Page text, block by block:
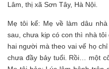
Lâm, thị xã Sơn Tây, Hà Nội.
Mẹ tôi kể: Mẹ về làm dâu
sau, chưa kịp có con thì nhà
hai người mà theo vai vế họ
chưa đầy bảy tuổi. Rồi… một